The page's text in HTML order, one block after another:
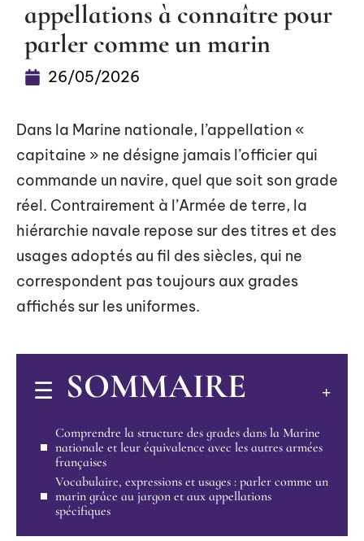
appellations à connaître pour
parler comme un marin
26/05/2026
Dans la Marine nationale, l’appellation «
capitaine » ne désigne jamais l’officier qui
commande un navire, quel que soit son grade
réel. Contrairement à l’Armée de terre, la
hiérarchie navale repose sur des titres et des
usages adoptés au fil des siècles, qui ne
correspondent pas toujours aux grades
affichés sur les uniformes.
SOMMAIRE
Comprendre la structure des grades dans la Marine
nationale et leur équivalence avec les autres armées
françaises
Vocabulaire, expressions et usages : parler comme un
marin grâce au jargon et aux appellations
spécifiques